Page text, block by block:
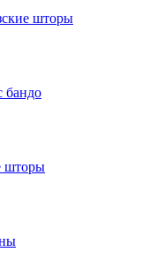
шторы
шторы